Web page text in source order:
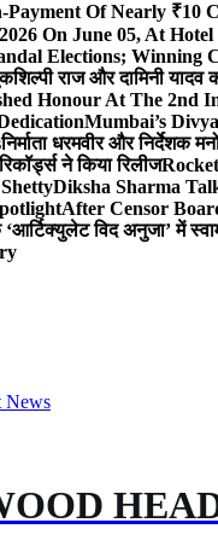
Payment Of Nearly
On June 05, At
Elections; Winning
शिल्पी राज और दामिनी यादव
Honour At The
Mumbai’s
निर्माता धरमवीर और
ने किया रिलीज
Diksha Sharma
After Censor
विद अनुजा’ में
News